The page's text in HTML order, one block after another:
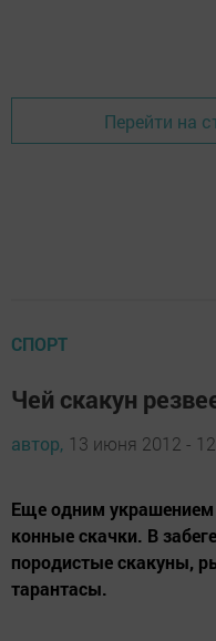
Перейти на
СПОРТ
Чей скакун
автор, 13 июня 2012 -
Еще одним украшением
конные скачки. В
породистые скакуны,
тарантасы.